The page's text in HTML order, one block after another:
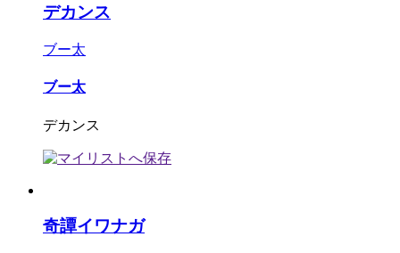
デカンス
ブー太
ブー太
デカンス
奇譚イワナガ